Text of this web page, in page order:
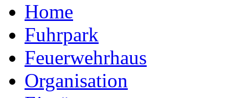
Home
Fuhrpark
Feuerwehrhaus
Organisation